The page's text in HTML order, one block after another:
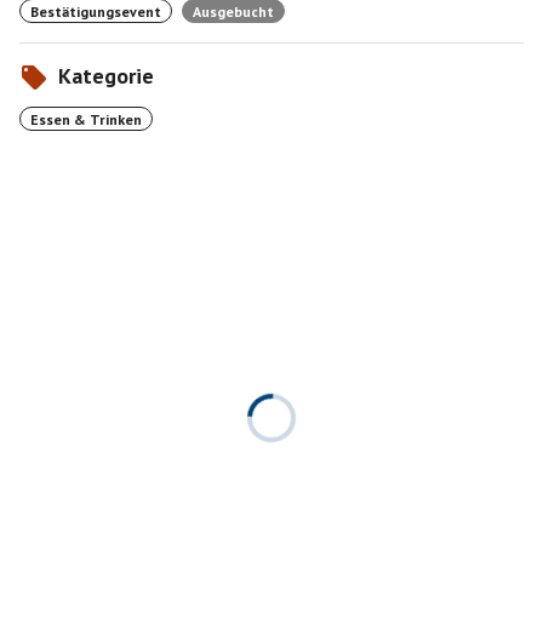
Bestätigungsevent Ausgebucht
Kategorie
Essen & Trinken